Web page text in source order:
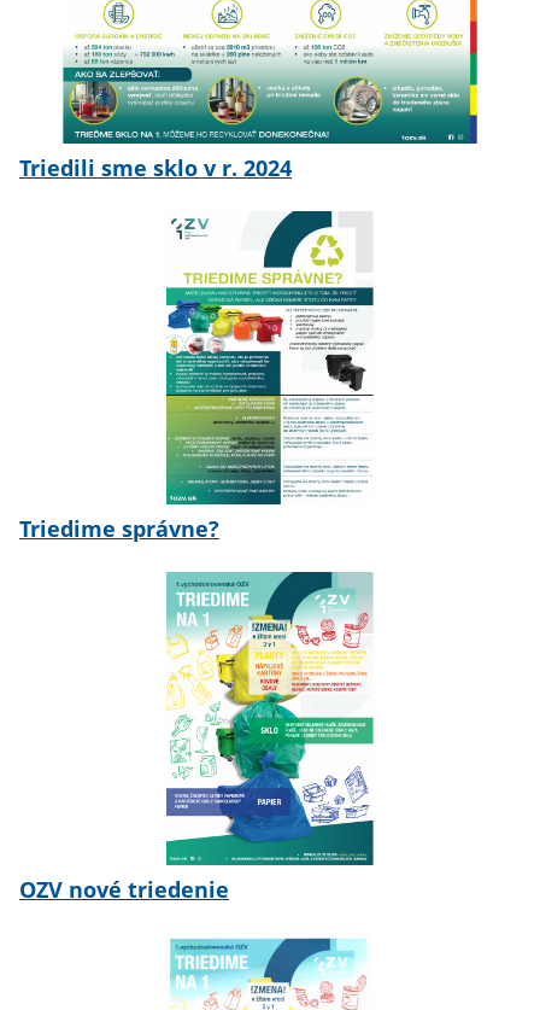
Triedili sme sklo v r. 2024
Triedime správne?
OZV nové triedenie